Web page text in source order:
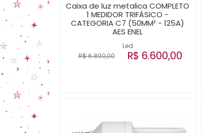
Led
Caixa de luz metalica COMPLETO
1 MEDIDOR TRIFÁSICO -
CATEGORIA C7 (50MM² - 125A)
AES ENEL
R$ 6.800,00 R$ 6.600,00